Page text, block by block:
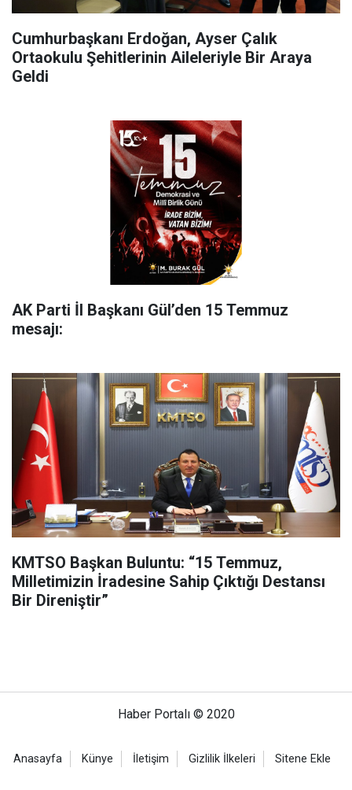
Cumhurbaşkanı Erdoğan, Ayser Çalık
Ortaokulu Şehitlerinin Aileleriyle Bir Araya
Geldi
AK Parti İl Başkanı Gül’den 15 Temmuz
mesajı:
KMTSO Başkan Buluntu: “15 Temmuz,
Milletimizin İradesine Sahip Çıktığı Destansı
Bir Direniştir”
Haber Portalı © 2020
Anasayfa Künye İletişim Gizlilik İlkeleri Sitene Ekle